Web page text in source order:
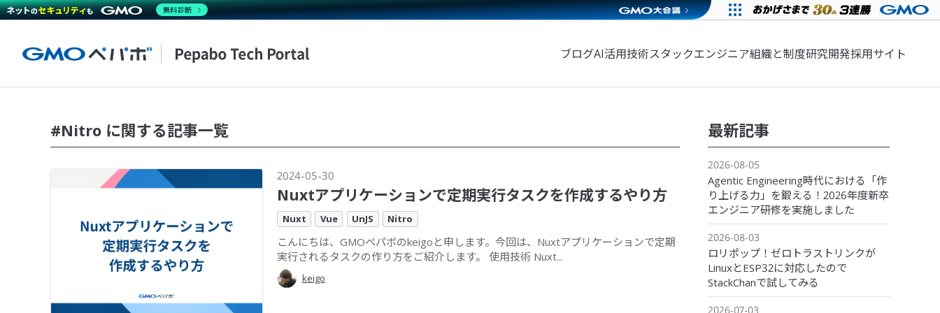
ブログAI活用技術スタックエンジニア組織と制度研究開発採用サイト
#Nitro に関する記事一覧
2024-05-30
Nuxtアプリケーションで定期実行タスクを作成するやり方
Nuxt Vue UnJS Nitro
こんにちは、GMOペパボのkeigoと申します。今回は、Nuxtアプリケーションで定期
実行されるタスクの作り方をご紹介します。 使用技術 Nuxt...
keigo
最新記事
2026-08-05
Agentic Engineering時代における「作
り上げる力」を鍛える！2026年度新卒
エンジニア研修を実施しました
2026-08-03
ロリポップ！ゼロトラストリンクが
LinuxとESP32に対応したので
StackChanで試してみる
2026-07-03
無料診断